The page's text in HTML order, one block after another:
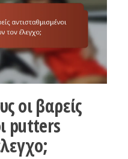
οι βαρείς
putters